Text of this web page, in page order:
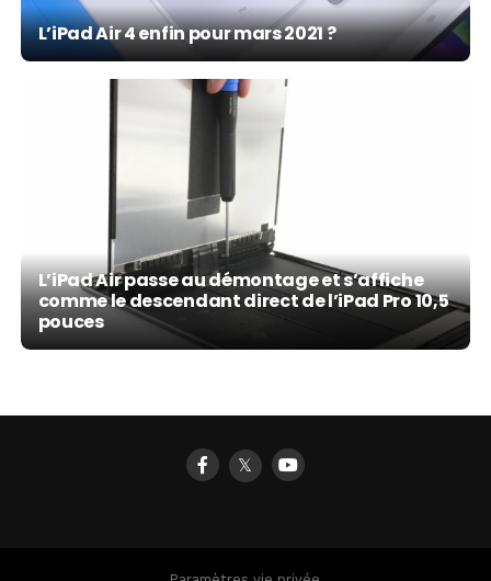
L’iPad Air 4 enfin pour mars 2021 ?
L’iPad Air passe au démontage et s’affiche
comme le descendant direct de l’iPad Pro 10,5
pouces
𝕏